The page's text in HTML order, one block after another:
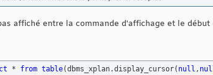
affiché entre la commande d'affichage et le
* from table(dbms_xplan.display_cursor( null ,